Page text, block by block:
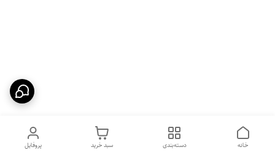
پروفایل سبد خرید دسته‌بندی خانه